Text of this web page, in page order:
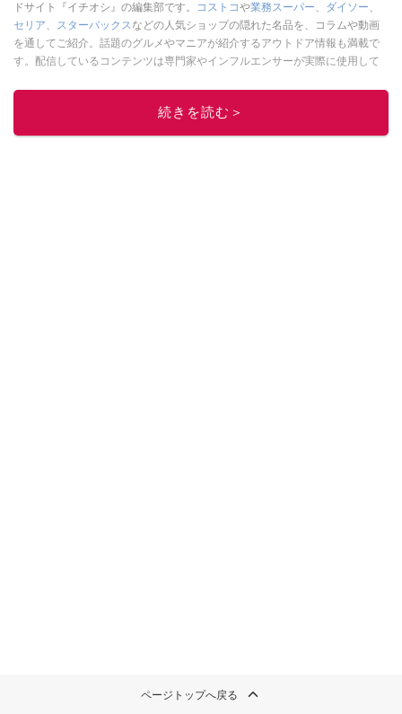
ドサイト『イチオシ』の編集部です。
コストコや業務スーパー、 ダイソー、
セリア、 スターバックスなどの人気ショップの隠れた名品を、コラムや動画
を通してご紹介。話題のグルメやマニアが紹介するアウトドア情報も満載で
す。配信しているコンテンツは専門家やインフルエンサーが実際に使用して
ニュースでフォロー
続きを読む＞
ページトップへ戻る